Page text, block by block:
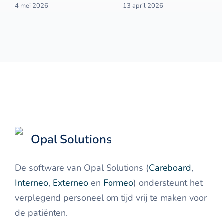
4 mei 2026 13 april 2026
Opal Solutions
De software van Opal Solutions (Careboard,
Interneo, Externeoen Formeo) ondersteunt het
verplegend personeel om tijd vrij te maken voor
de patiënten.